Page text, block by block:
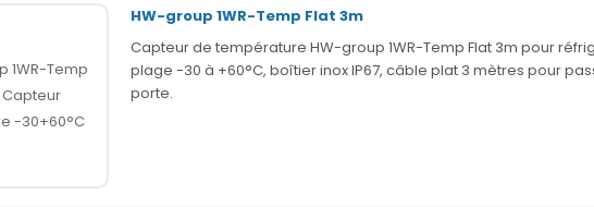
HW-group 1WR-Temp Flat 3m
Capteur de température HW-group 1WR-Temp Flat 3m pour
plage -30 à +60°C, boîtier inox IP67, câble plat 3 mètres pour
porte.